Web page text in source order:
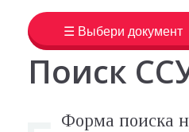
☰ Выбери документ
Поиск
Форма поиска